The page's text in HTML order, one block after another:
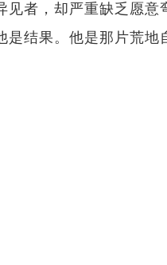
见者，却严重缺乏愿意
结果。他是那片荒地